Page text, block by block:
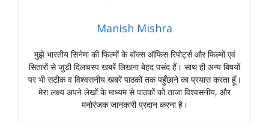
Manish Mishra
मुझे भारतीय सिनेमा की फिल्मों के बॉक्स ऑफिस रिपोर्ट्स और फिल्मों एवं
सितारों से जुड़ी दिलचस्प खबरें लिखना बेहद पसंद हैं। साथ ही अन्य बिषयों
पर भी सटीक व विश्वसनीय खबरें पाठकों तक पहुँछाने का प्रयास करता हूँ।
मेरा लक्ष्य अपने लेखों के माध्यम से पाठकों को ताजा विश्वसनीय, और
मनोरंजक जानकारी प्रदान करना है।